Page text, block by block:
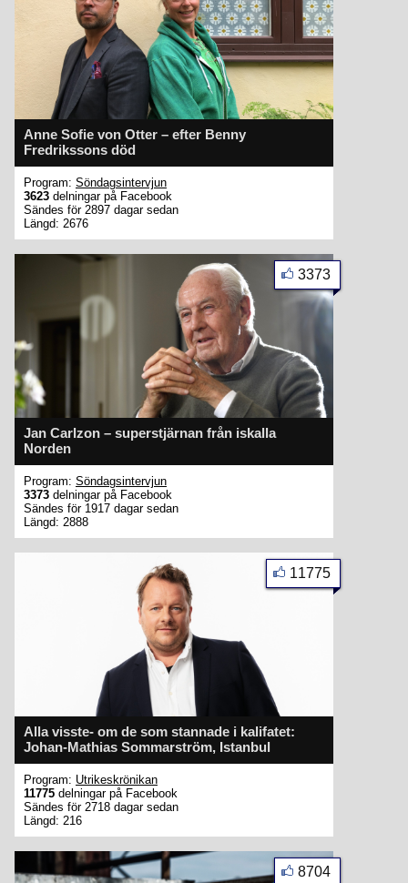
Anne Sofie von Otter – efter Benny
Fredrikssons död
Program: Söndagsintervjun
3623 delningar på Facebook
Sändes för 2897 dagar sedan
Längd: 2676
Jan Carlzon – superstjärnan från iskalla
Norden
3373
Program: Söndagsintervjun
3373 delningar på Facebook
Sändes för 1917 dagar sedan
Längd: 2888
Alla visste- om de som stannade i kalifatet:
Johan-Mathias Sommarström, Istanbul
11775
Program: Utrikeskrönikan
11775 delningar på Facebook
Sändes för 2718 dagar sedan
Längd: 216
8704